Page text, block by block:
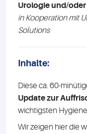
Urologie und/
in Kooperation mit
Solutions
Inhalte:
Diese ca. 60-
Update zur
wichtigsten
Wir zeigen hier die